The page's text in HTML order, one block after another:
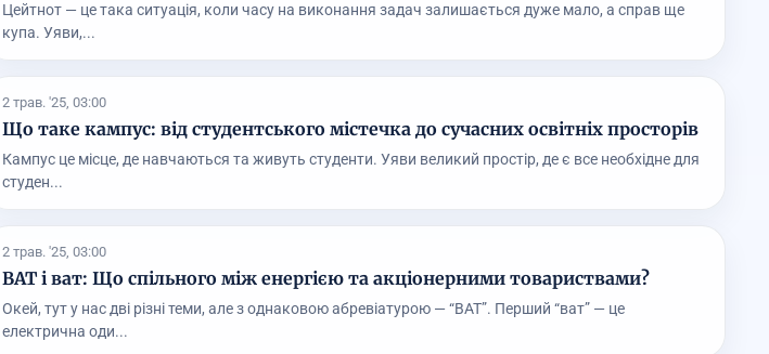
Цейтнот — це така ситуація, коли часу на виконання задач залишається дуже мало, а справ ще
купа. Уяви,...
2 трав. '25, 03:00
Що таке кампус: від студентського містечка до сучасних освітніх просторів
Кампус це місце, де навчаються та живуть студенти. Уяви великий простір, де є все необхідне для
студен...
2 трав. '25, 03:00
ВАТ і ват: Що спільного між енергією та акціонерними товариствами?
Окей, тут у нас дві різні теми, але з однаковою абревіатурою — “ВАТ”. Перший “ват” — це
електрична оди...